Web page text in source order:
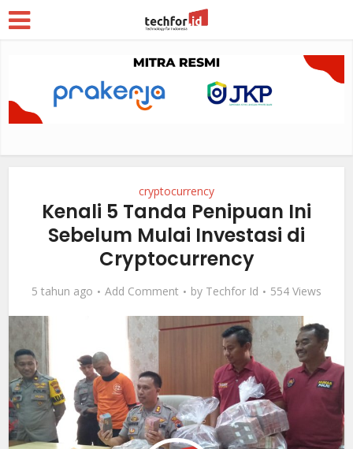
cryptocurrency
Kenali 5 Tanda Penipuan Ini
Sebelum Mulai Investasi di
Cryptocurrency
5 tahun ago Add Comment by Techfor Id 554 Views